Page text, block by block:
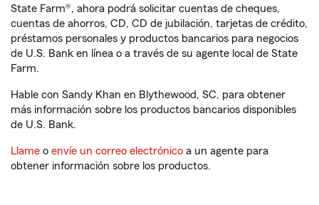
State Farm®, ahora podrá solicitar cuentas de cheques,
cuentas de ahorros, CD, CD de jubilación, tarjetas de crédito,
préstamos personales y productos bancarios para negocios
de U.S. Bank en línea o a través de su agente local de State
Farm.
Hable con Sandy Khan en Blythewood, SC, para obtener
más información sobre los productos bancarios disponibles
de U.S. Bank.
Llame o envíe un correo electrónico a un agente para
obtener información sobre los productos.